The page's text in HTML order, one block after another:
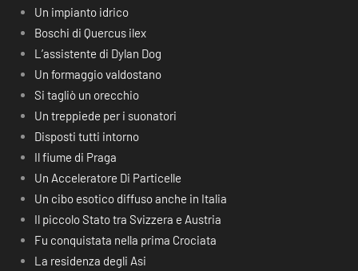
Un impianto idrico
Boschi di Quercus ilex
L’assistente di Dylan Dog
Un formaggio valdostano
Si tagliò un orecchio
Un treppiede per i suonatori
Disposti tutti intorno
Il fiume di Praga
Un Acceleratore Di Particelle
Un cibo esotico diffuso anche in Italia
Il piccolo Stato tra Svizzera e Austria
Fu conquistata nella prima Crociata
La residenza degli Asi